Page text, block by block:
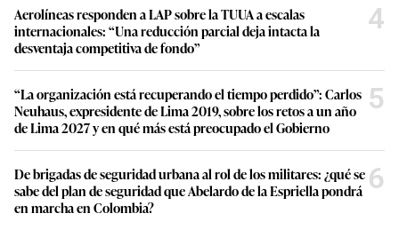
Aerolíneas responden a LAP sobre la TUUA a escalas
internacionales: “Una reducción parcial deja intacta la
desventaja competitiva de fondo”
4
“La organización está recuperando el tiempo perdido”: Carlos
Neuhaus, expresidente de Lima 2019, sobre los retos a un año
de Lima 2027 y en qué más está preocupado el Gobierno
5
De brigadas de seguridad urbana al rol de los militares: ¿qué se
sabe del plan de seguridad que Abelardo de la Espriella pondrá
en marcha en Colombia?
6